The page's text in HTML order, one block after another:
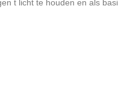
t licht te houden en als